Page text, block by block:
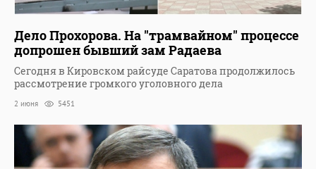
Дело Прохорова. На "трамвайном" процессе
допрошен бывший зам Радаева
Сегодня в Кировском райсуде Саратова продолжилось
рассмотрение громкого уголовного дела
2 июня 5451